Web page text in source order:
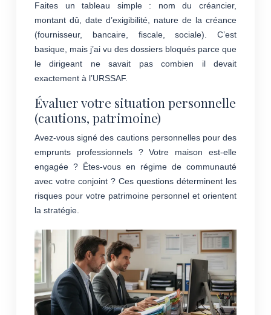
Faites un tableau simple : nom du créancier,
montant dû, date d’exigibilité, nature de la créance
(fournisseur, bancaire, fiscale, sociale). C’est
basique, mais j’ai vu des dossiers bloqués parce que
le dirigeant ne savait pas combien il devait
exactement à l’URSSAF.
Évaluer votre situation personnelle
(cautions, patrimoine)
Avez-vous signé des cautions personnelles pour des
emprunts professionnels ? Votre maison est-elle
engagée ? Êtes-vous en régime de communauté
avec votre conjoint ? Ces questions déterminent les
risques pour votre patrimoine personnel et orientent
la stratégie.